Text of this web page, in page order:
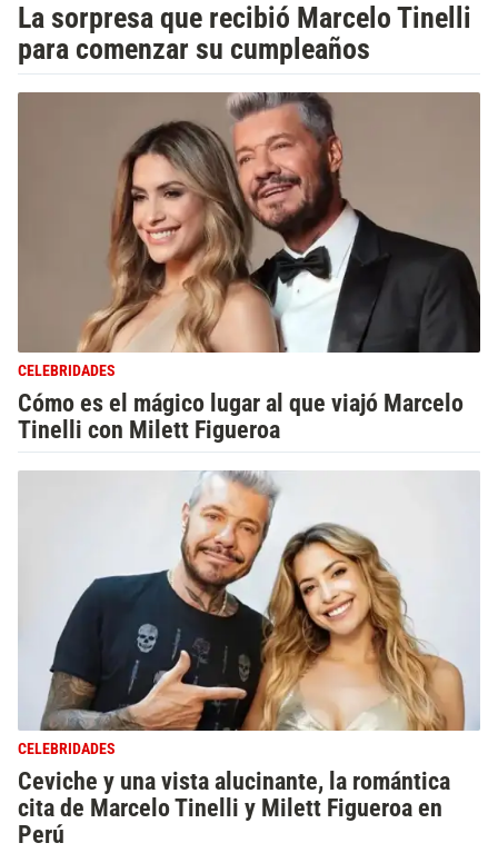
La sorpresa que recibió Marcelo Tinelli
para comenzar su cumpleaños
CELEBRIDADES
Cómo es el mágico lugar al que viajó Marcelo
Tinelli con Milett Figueroa
CELEBRIDADES
Ceviche y una vista alucinante, la romántica
cita de Marcelo Tinelli y Milett Figueroa en
Perú